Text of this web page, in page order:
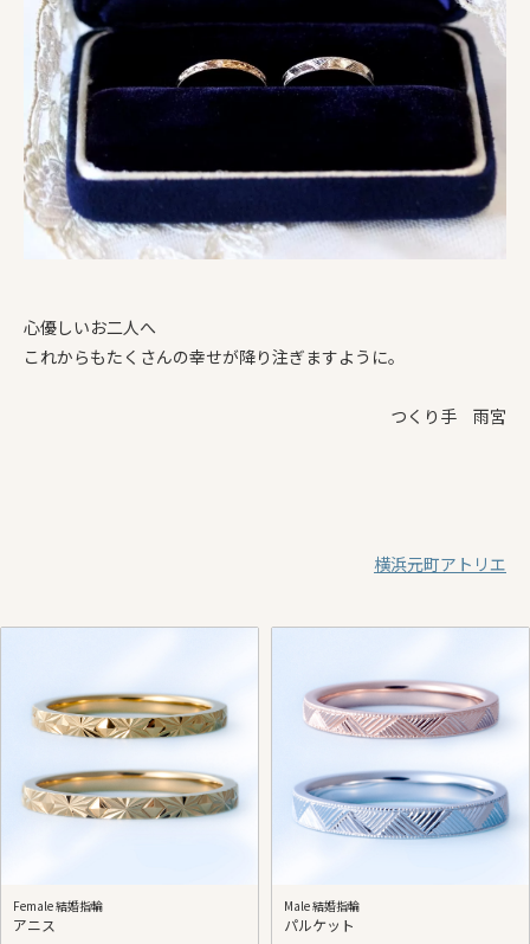
心優しいお二人へ
これからもたくさんの幸せが降り注ぎますように。
つくり手 雨宮
横浜元町アトリエ
Female 結婚指輪
アニス
Male 結婚指輪
パルケット